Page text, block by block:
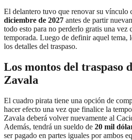
El delantero tuvo que renovar su vínculo
diciembre de 2027 antes de partir
todo esto para no perderlo gratis una vez
temporada. Luego de definir aquel tema,
los detalles del traspaso.
Los montos del traspaso
Zavala
El cuadro pirata tiene una opción de
hacer efecto una vez que finalice la
Zavala deberá volver nuevamente al
Además, tendrá un sueldo de 20 mil
ser pagado en partes iguales por ambos